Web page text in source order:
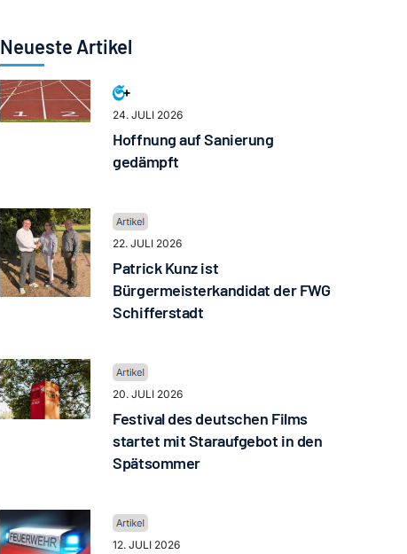
Neueste Artikel
24. JULI 2026
Hoffnung auf Sanierung
gedämpft
22. JULI 2026
Patrick Kunz ist
Bürgermeisterkandidat der FWG
Schifferstadt
20. JULI 2026
Festival des deutschen Films
startet mit Staraufgebot in den
Spätsommer
12. JULI 2026